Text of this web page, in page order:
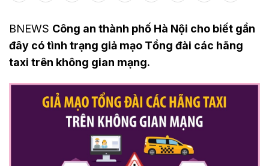
BNEWS Công an thành phố Hà Nội cho biết gần
đây có tình trạng giả mạo Tổng đài các hãng
taxi trên không gian mạng.